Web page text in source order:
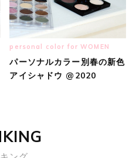
personal color for WOMEN
パーソナルカラー別春の新色
アイシャドウ @2020